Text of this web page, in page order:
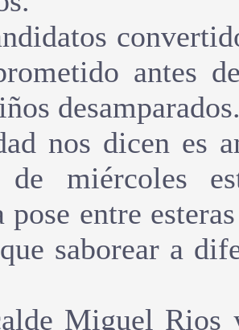
antes
nos dicen es
de miércoles
pose entre
saborear a
Miguel Rios